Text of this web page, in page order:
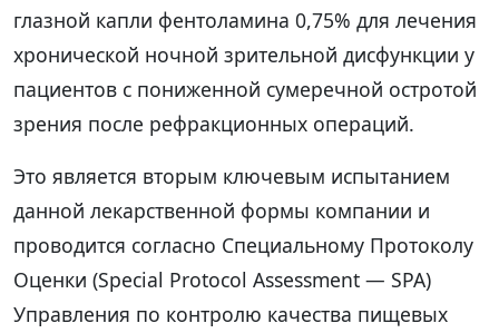
глазной капли фентоламина 0,75% для лечения
хронической ночной зрительной дисфункции у
пациентов с пониженной сумеречной остротой
зрения после рефракционных операций.
Это является вторым ключевым испытанием
данной лекарственной формы компании и
проводится согласно Специальному Протоколу
Оценки (Special Protocol Assessment — SPA)
Управления по контролю качества пищевых